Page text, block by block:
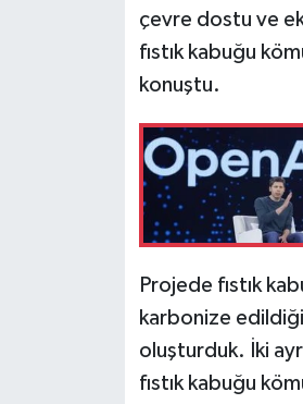
çevre dostu ve
fıstık kabuğu
konuştu.
Projede fıstık
karbonize
oluşturduk. İki
fıstık kabuğu